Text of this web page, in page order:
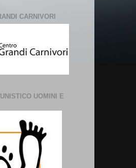
CARNIVORI
UOMINI E